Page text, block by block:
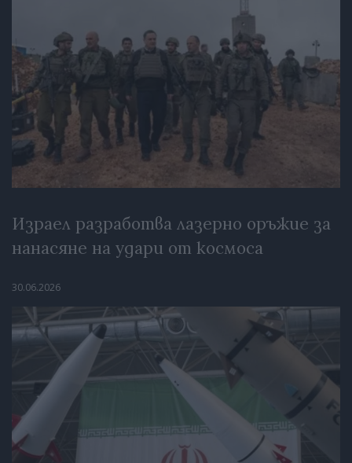
Израел разработва лазерно оръжие за
нанасяне на удари от космоса
30.06.2026